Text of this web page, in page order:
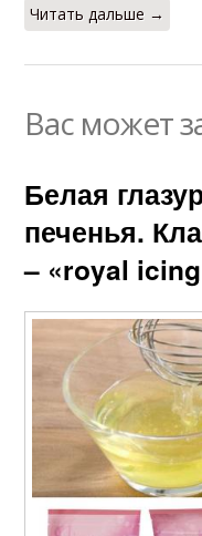
Читать дальше →
Вас может
Белая
печенья.
– «royal